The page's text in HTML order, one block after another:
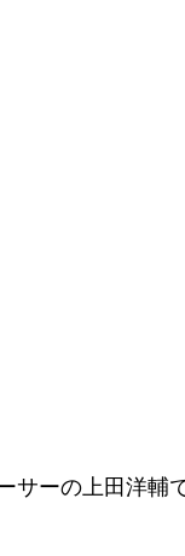
ーの上田洋輔で